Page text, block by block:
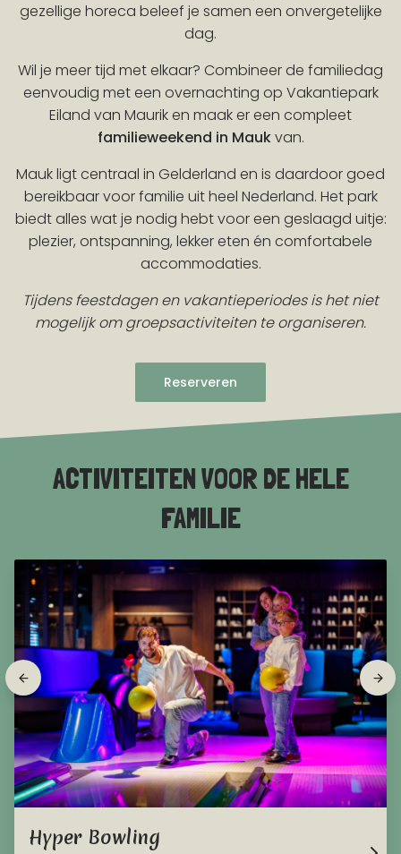
gezellige horeca beleef je samen een onvergetelijke
dag.
Wil je meer tijd met elkaar? Combineer de familiedag
eenvoudig met een overnachting op Vakantiepark
Eiland van Maurik en maak er een compleet
familieweekend in Maukvan.
Mauk ligt centraal in Gelderland en is daardoor goed
bereikbaar voor familie uit heel Nederland. Het park
biedt alles wat je nodig hebt voor een geslaagd uitje:
plezier, ontspanning, lekker eten én comfortabele
accommodaties.
Tijdens feestdagen en vakantieperiodes is het niet
mogelijk om groepsactiviteiten te organiseren.
Reserveren
ACTIVITEITEN VOOR DE HELE
FAMILIE
Hyper Bowling